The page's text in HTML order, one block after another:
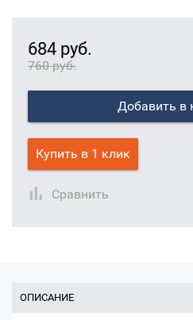
684 руб.
760 руб.
Добавить в
Купить в 1 клик
Сравнить
ОПИСАНИЕ